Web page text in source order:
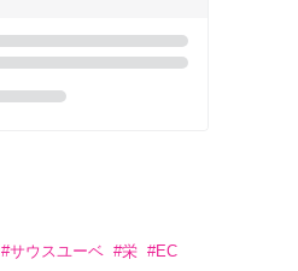
#サウスユーベ #栄 #EC